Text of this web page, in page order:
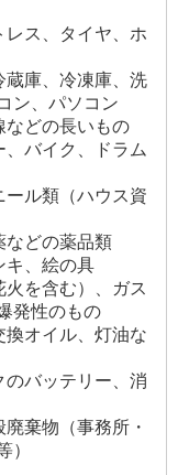
レス、タイヤ、ホ
蔵庫、冷凍庫、洗
ン、パソコン
などの長いもの
、バイク、ドラム
ール類（ハウス資
などの薬品類
キ、絵の具
火を含む）、ガス
発性のもの
換オイル、灯油な
のバッテリー、消
棄物（事務所・
）